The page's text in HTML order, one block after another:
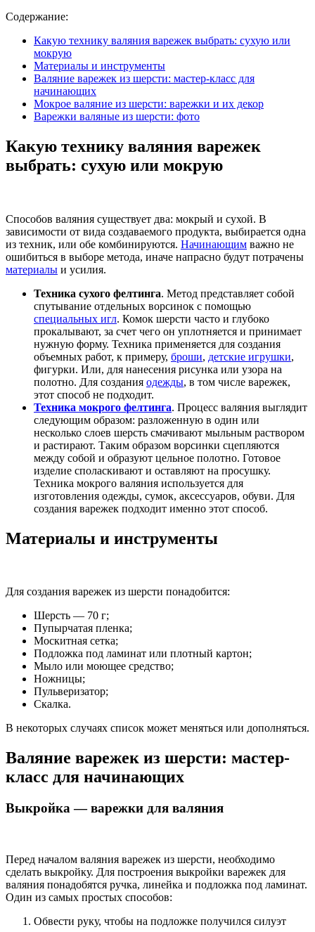
Содержание:
Какую технику валяния варежек выбрать: сухую или
мокрую
Материалы и инструменты
Валяние варежек из шерсти: мастер-класс для
начинающих
Мокрое валяние из шерсти: варежки и их декор
Варежки валяные из шерсти: фото
Какую технику валяния варежек
выбрать: сухую или мокрую
Способов валяния существует два: мокрый и сухой. В
зависимости от вида создаваемого продукта, выбирается одна
из техник, или обе комбинируются. Начинающим важно не
ошибиться в выборе метода, иначе напрасно будут потрачены
материалы и усилия.
Техника сухого фелтинга. Метод представляет собой
спутывание отдельных ворсинок с помощью
специальных игл. Комок шерсти часто и глубоко
прокалывают, за счет чего он уплотняется и принимает
нужную форму. Техника применяется для создания
объемных работ, к примеру, броши, детские игрушки,
фигурки. Или, для нанесения рисунка или узора на
полотно. Для создания одежды, в том числе варежек,
этот способ не подходит.
Техника мокрого фелтинга. Процесс валяния выглядит
следующим образом: разложенную в один или
несколько слоев шерсть смачивают мыльным раствором
и растирают. Таким образом ворсинки сцепляются
между собой и образуют цельное полотно. Готовое
изделие споласкивают и оставляют на просушку.
Техника мокрого валяния используется для
изготовления одежды, сумок, аксессуаров, обуви. Для
создания варежек подходит именно этот способ.
Материалы и инструменты
Для создания варежек из шерсти понадобится:
Шерсть — 70 г;
Пупырчатая пленка;
Москитная сетка;
Подложка под ламинат или плотный картон;
Мыло или моющее средство;
Ножницы;
Пульверизатор;
Скалка.
В некоторых случаях список может меняться или дополняться.
Валяние варежек из шерсти: мастер-
класс для начинающих
Выкройка — варежки для валяния
Перед началом валяния варежек из шерсти, необходимо
сделать выкройку. Для построения выкройки варежек для
валяния понадобятся ручка, линейка и подложка под ламинат.
Один из самых простых способов:
Обвести руку, чтобы на подложке получился силуэт